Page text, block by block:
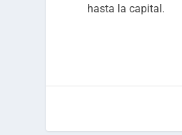
hasta la capital.